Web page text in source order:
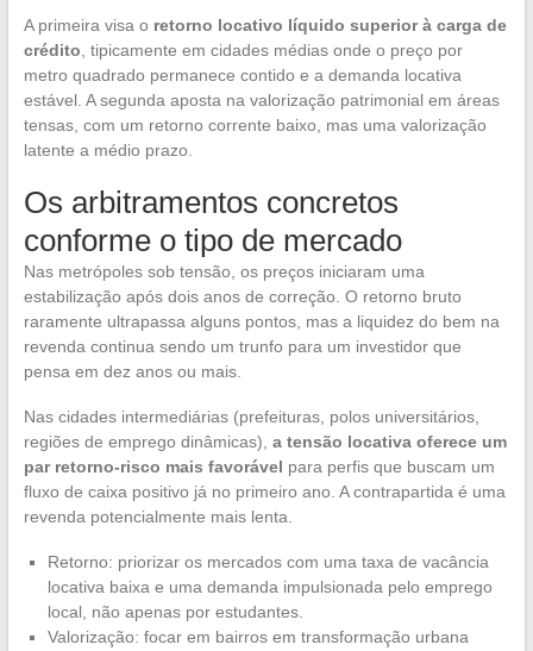
A primeira visa o retorno locativo líquido superior à carga de
crédito , tipicamente em cidades médias onde o preço por
metro quadrado permanece contido e a demanda locativa
estável. A segunda aposta na valorização patrimonial em áreas
tensas, com um retorno corrente baixo, mas uma valorização
latente a médio prazo.
Os arbitramentos concretos
conforme o tipo de mercado
Nas metrópoles sob tensão, os preços iniciaram uma
estabilização após dois anos de correção. O retorno bruto
raramente ultrapassa alguns pontos, mas a liquidez do bem na
revenda continua sendo um trunfo para um investidor que
pensa em dez anos ou mais.
Nas cidades intermediárias (prefeituras, polos universitários,
regiões de emprego dinâmicas), a tensão locativa oferece um
par retorno-risco mais favorável para perfis que buscam um
fluxo de caixa positivo já no primeiro ano. A contrapartida é uma
revenda potencialmente mais lenta.
Retorno: priorizar os mercados com uma taxa de vacância
locativa baixa e uma demanda impulsionada pelo emprego
local, não apenas por estudantes.
Valorização: focar em bairros em transformação urbana